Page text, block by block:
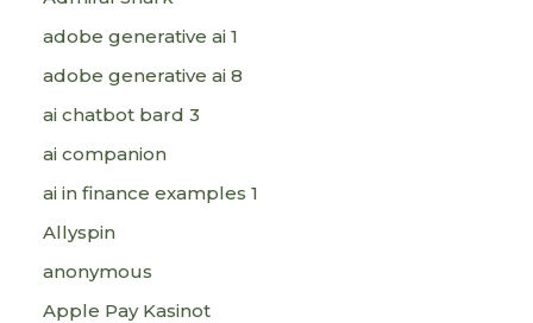
adobe generative ai 1
adobe generative ai 8
ai chatbot bard 3
ai companion
ai in finance examples 1
Allyspin
anonymous
Apple Pay Kasinot